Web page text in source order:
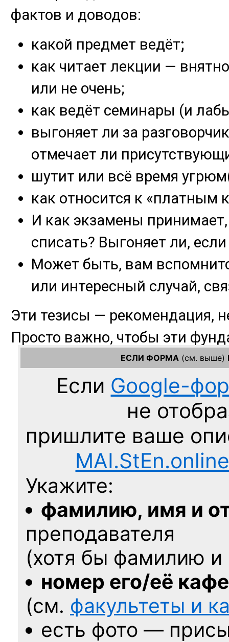
ЕСЛИ ФОРМА (см. выше)
Если Google-
не
пришлите ваше
Укажите:
фамилию, имя и
преподавателя
(хотя бы фамилию
номер его/её
(см. факультеты и
есть фото —